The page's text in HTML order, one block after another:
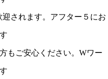
されます。アフター５にお
もご安心ください。Wワー